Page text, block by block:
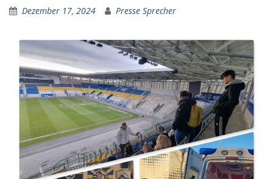
Dezember 17, 2024 Presse Sprecher